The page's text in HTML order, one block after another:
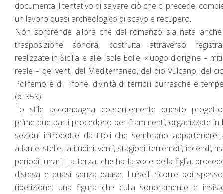
documenta il tentativo di salvare ciò che ci precede,
un lavoro quasi archeologico di scavo e recupero.
Non sorprende allora che dal romanzo sia nata
trasposizione sonora, costruita attraverso
realizzate in Sicilia e alle Isole Eolie, «luogo d'origine –
reale – dei venti del Mediterraneo, del dio Vulcano, del
Polifemo e di Tifone, divinità di terribili burrasche e
(p. 353).
Lo stile accompagna coerentemente questo
prime due parti procedono per frammenti, organizzate in
sezioni introdotte da titoli che sembrano appartenere
atlante: stelle, latitudini, venti, stagioni, terremoti, incendi,
periodi lunari. La terza, che ha la voce della figlia,
distesa e quasi senza pause. Luiselli ricorre poi
ripetizione: una figura che culla sonoramente e